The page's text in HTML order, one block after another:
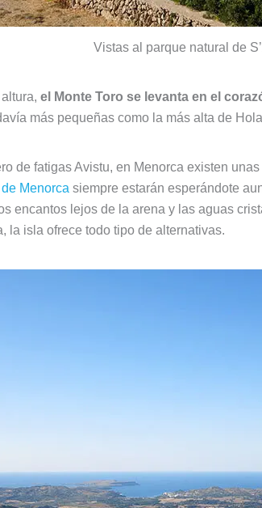
Vistas al parque natural de
el Monte Toro se levanta en el
más pequeñas como la más alta de
de fatigas Avistu, en Menorca existen
Menorca siempre estarán esperándote
encantos lejos de la arena y las aguas
la isla ofrece todo tipo de alternativas.